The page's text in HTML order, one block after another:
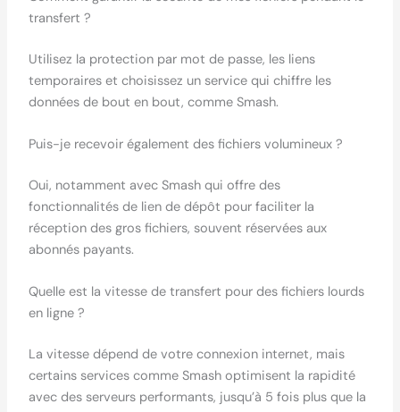
transfert ?
Utilisez la protection par mot de passe, les liens
temporaires et choisissez un service qui chiffre les
données de bout en bout, comme Smash.
Puis-je recevoir également des fichiers volumineux ?
Oui, notamment avec Smash qui offre des
fonctionnalités de lien de dépôt pour faciliter la
réception des gros fichiers, souvent réservées aux
abonnés payants.
Quelle est la vitesse de transfert pour des fichiers lourds
en ligne ?
La vitesse dépend de votre connexion internet, mais
certains services comme Smash optimisent la rapidité
avec des serveurs performants, jusqu’à 5 fois plus que la